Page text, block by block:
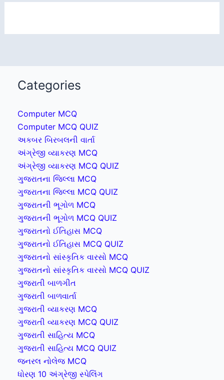
Categories
Computer MCQ
Computer MCQ QUIZ
અકબર બિરબલની વાર્તા
અંગ્રેજી વ્યાકરણ MCQ
અંગ્રેજી વ્યાકરણ MCQ QUIZ
ગુજરાતના જિલ્લા MCQ
ગુજરાતના જિલ્લા MCQ QUIZ
ગુજરાતની ભૂગોળ MCQ
ગુજરાતની ભૂગોળ MCQ QUIZ
ગુજરાતનો ઈતિહાસ MCQ
ગુજરાતનો ઈતિહાસ MCQ QUIZ
ગુજરાતનો સાંસ્કૃતિક વારસો MCQ
ગુજરાતનો સાંસ્કૃતિક વારસો MCQ QUIZ
ગુજરાતી બાળગીત
ગુજરાતી બાળવાર્તા
ગુજરાતી વ્યાકરણ MCQ
ગુજરાતી વ્યાકરણ MCQ QUIZ
ગુજરાતી સાહિત્ય MCQ
ગુજરાતી સાહિત્ય MCQ QUIZ
જનરલ નોલેજ MCQ
ધોરણ 10 અંગ્રેજી સ્પેલિંગ